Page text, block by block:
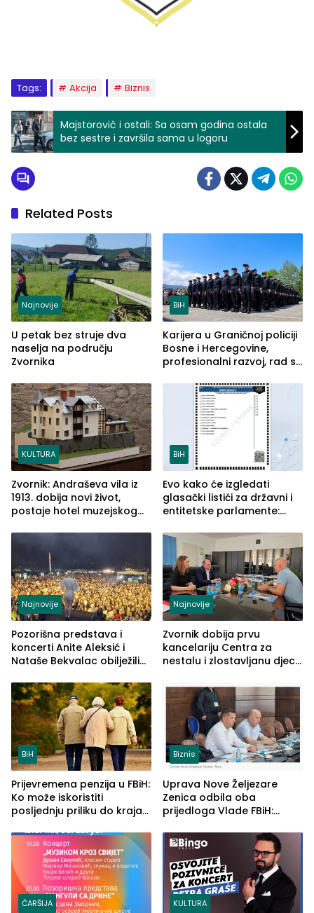
Tags: Akcija Biznis
Majstorović i ostali: Sa osam godina ostala
bez sestre i završila sama u logoru
Related Posts
Najnovije
U petak bez struje dva
naselja na području
Zvornika
BiH
Karijera u Graničnoj policiji
Bosne i Hercegovine,
profesionalni razvoj, rad sa
služba građanima
KULTURA
Zvornik: Andraševa vila iz
1913. dobija novi život,
postaje hotel muzejskog
BiH
Evo kako će izgledati
glasački listići za državni i
entitetske parlamente:
vidljive na njima
Najnovije
Pozorišna predstava i
koncerti Anite Aleksić i
Nataše Bekvalac obilježili
ljeta (FOTO)
Najnovije
Zvornik dobija prvu
kancelariju Centra za
nestalu i zlostavljanu djecu
BiH
Prijevremena penzija u FBiH:
Ko može iskoristiti
posljednju priliku do kraja
Biznis
Uprava Nove Željezare
Zenica odbila oba
prijedloga Vlade FBiH:
rješenje
ČARŠIJA KULTURA